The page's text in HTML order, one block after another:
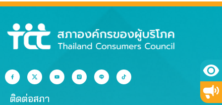
ติดต่อสภา